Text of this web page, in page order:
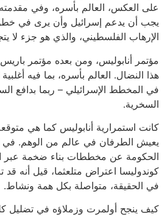
على العكس، العالم بأسره، وفي مقدمته
يجب أن يدعم إسرائيل وأن يرى في
الإرهاب الفلسطيني، والذي هو جزء لا
مؤتمر أنابوليس، ومن بعده مؤتمر
هذا النضال. العالم بأسره، بما فيه
في المخطط الإسرائيلي – ربما بدافع
السخرية.
كانت استمرارية أنابوليس كما هي
يعيش الطرفان في عالم من الوهم. في
الحكومة عن مخططات بناء ضخمة عبر
كوندوليسا اعتراض متلعثما، قيل أنه قد
في الحقيقة، متواصلة بكل همة ونشاط.
كيف ينجح أولمرت وزملاؤه في تضليل